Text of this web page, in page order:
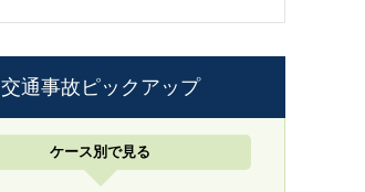
交通事故ピックアップ
ケース別で見る